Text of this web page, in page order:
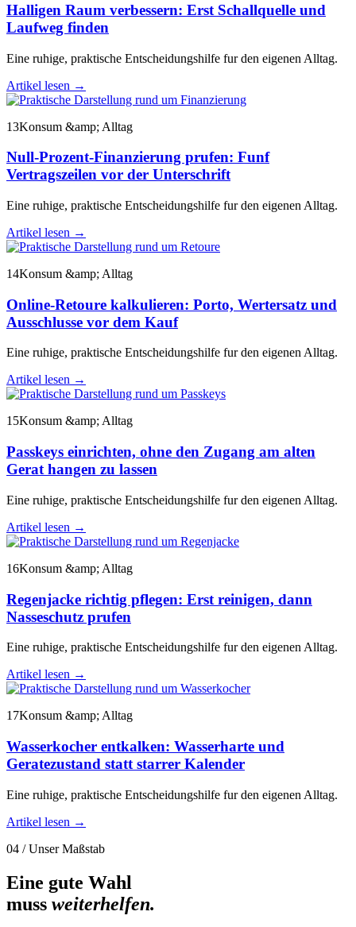
Halligen Raum verbessern: Erst Schallquelle und
Laufweg finden
Eine ruhige, praktische Entscheidungshilfe fur den eigenen Alltag.
Artikel lesen →
13Konsum &amp; Alltag
Null-Prozent-Finanzierung prufen: Funf
Vertragszeilen vor der Unterschrift
Eine ruhige, praktische Entscheidungshilfe fur den eigenen Alltag.
Artikel lesen →
14Konsum &amp; Alltag
Online-Retoure kalkulieren: Porto, Wertersatz und
Ausschlusse vor dem Kauf
Eine ruhige, praktische Entscheidungshilfe fur den eigenen Alltag.
Artikel lesen →
15Konsum &amp; Alltag
Passkeys einrichten, ohne den Zugang am alten
Gerat hangen zu lassen
Eine ruhige, praktische Entscheidungshilfe fur den eigenen Alltag.
Artikel lesen →
16Konsum &amp; Alltag
Regenjacke richtig pflegen: Erst reinigen, dann
Nasseschutz prufen
Eine ruhige, praktische Entscheidungshilfe fur den eigenen Alltag.
Artikel lesen →
17Konsum &amp; Alltag
Wasserkocher entkalken: Wasserharte und
Geratezustand statt starrer Kalender
Eine ruhige, praktische Entscheidungshilfe fur den eigenen Alltag.
Artikel lesen →
04 / Unser Maßstab
Eine gute Wahl
muss weiterhelfen.